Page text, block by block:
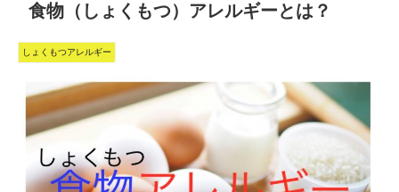
食物（しょくもつ）アレルギーとは？
しょくもつアレルギー